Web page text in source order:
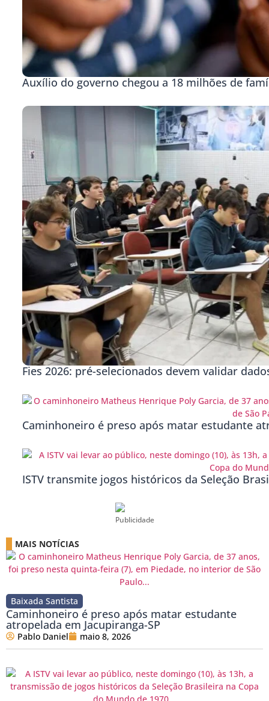
Auxílio do governo chegou a 18 milhões de
Fies 2026: pré-selecionados devem validar
Caminhoneiro é preso após matar estudante
ISTV transmite jogos históricos da Seleção
Publicidade
MAIS NOTÍCIAS
Baixada Santista
Caminhoneiro é preso após matar estudante
atropelada em Jacupiranga-SP
Pablo Daniel maio 8, 2026